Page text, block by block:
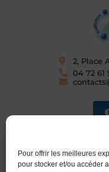
Pour offrir les meilleures
pour stocker et/ou accéder
2, Place
04 72 61